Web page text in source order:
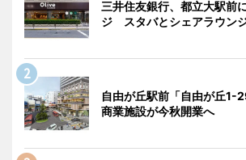
三井住友銀行、都立大駅前
ジ スタバとシェアラウン
自由が丘駅前「自由が丘1-
商業施設が今秋開業へ